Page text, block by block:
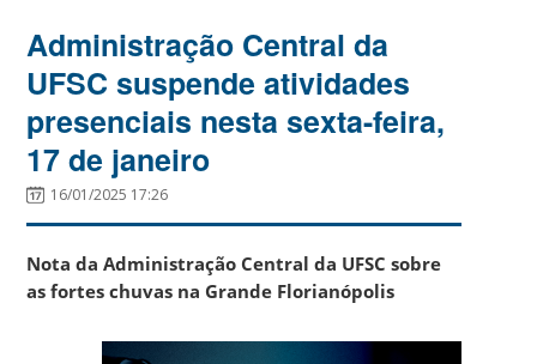
Administração Central da
UFSC suspende atividades
presenciais nesta sexta-feira,
17 de janeiro
16/01/2025 17:26
Nota da Administração Central da UFSC sobre
as fortes chuvas na Grande Florianópolis